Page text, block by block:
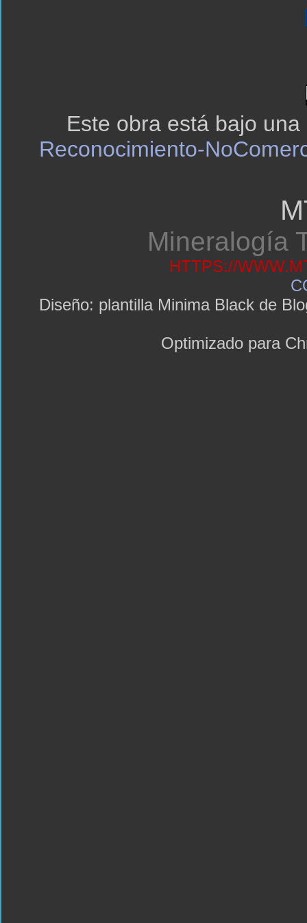
Este obra está bajo una
Reconocimiento-
Mineralogía
HTTPS://
Diseño: plantilla Minima Black de
Optimizado para